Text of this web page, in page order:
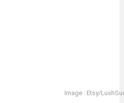
Image : Etsy/